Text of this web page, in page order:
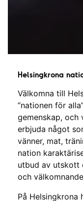
Helsingkrona
Välkomna till
”nationen för
gemenskap, och
erbjuda något
vänner, mat,
nation
utbud av utskott
och
På